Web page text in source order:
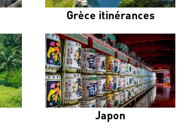
Grèce itinérances
Japon